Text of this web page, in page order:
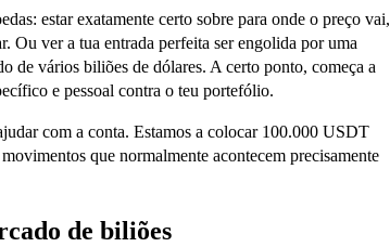
estar exatamente certo sobre para onde o preço vai,
Ou ver a tua entrada perfeita ser engolida por uma
de vários biliões de dólares. A certo ponto, começa a
e pessoal contra o teu portefólio.
com a conta. Estamos a colocar 100.000 USDT
que normalmente acontecem precisamente
de biliões